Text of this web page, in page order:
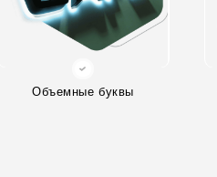
Объемные буквы